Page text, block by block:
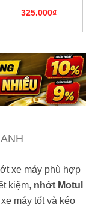
325.000₫
xe máy phù hợp
kiệm, nhớt Motul
máy tốt và kéo